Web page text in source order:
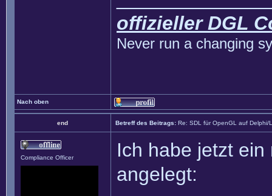
offizieller DGL
Never run a changing
Nach oben
end Betreff des Beitrags: Re: SDL für OpenGL auf Delphi/
Compliance Officer
Ich habe jetzt
angelegt: